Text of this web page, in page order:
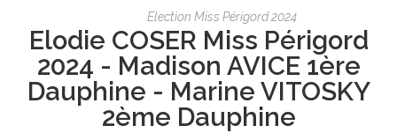
Election Miss Périgord 2024
Elodie COSER Miss Périgord
2024 - Madison AVICE 1ère
Dauphine - Marine VITOSKY
2ème Dauphine